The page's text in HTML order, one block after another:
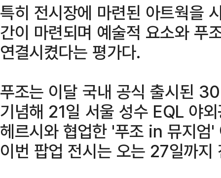
특히 전시장에 마련된 아트웍을
간이 마련되며 예술적 요소와 푸
연결시켰다는 평가다.
푸조는 이달 국내 공식 출시된
기념해 21일 서울 성수 EQL 야
헤르시와 협업한 '푸조 in 뮤지엄
이번 팝업 전시는 오는 27일까지